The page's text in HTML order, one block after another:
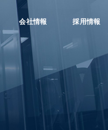
会社情報 採用情報